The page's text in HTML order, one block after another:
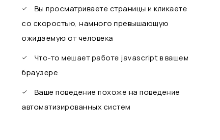
Вы просматриваете страницы и кликаете
со скоростью, намного превышающую
ожидаемую от человека
Что-то мешает работе javascript в вашем
браузере
Ваше поведение похоже на поведение
автоматизированных систем